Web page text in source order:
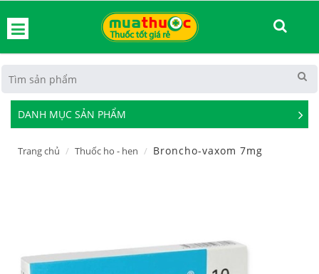
DANH MỤC SẢN PHẨM
See
Trang chủ Thuốc ho - hen Broncho-vaxom 7mg